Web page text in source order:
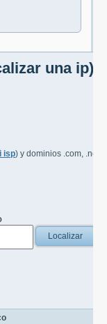
una ip) -
isp) y dominios .com, .net,
Localizar